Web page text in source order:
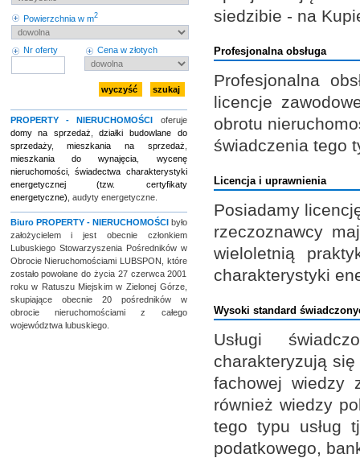
Powierzchnia w m2
Nr oferty Cena w złotych
PROPERTY - NIERUCHOMOŚCI oferuje
domy na sprzedaż ,działki budowlane do
sprzedaży,mieszkania na sprzedaż
mieszkania do wynajęcia
wycenę
nieruchomości, świadectwa charakterystyki
energetycznej (tzw. certyfikaty
energetyczne) , audyty energetyczne.
Biuro PROPERTY - NIERUCHOMOŚCIbyło
założycielem i jest obecnie członkiem
Lubuskiego Stowarzyszenia Pośredników w
Obrocie Nieruchomościami LUBSPON, które
zostało powołane do życia 27 czerwca 2001
roku w Ratuszu Miejskim w Zielonej Górze,
skupiające obecnie 20 pośredników w
obrocie nieruchomościami z całego
województwa lubuskiego.
siedzibie - na
Profesjonalna obsługa
Profesjonalna
licencje
obrotu
świadczenia tego
Licencja i uprawnienia
Posiadamy
rzeczoznawcy
wieloletnią
charakterystyki
Wysoki standard
Usługi
charakteryzują
fachowej wiedzy
również wiedzy
tego typu usług
podatkowego,